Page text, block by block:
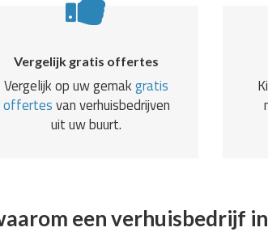
Vergelijk gratis offertes
Vergelijk op uw gemakgratis
offertesvan verhuisbedrijven
uit uw buurt.
een verhuisbedrijf